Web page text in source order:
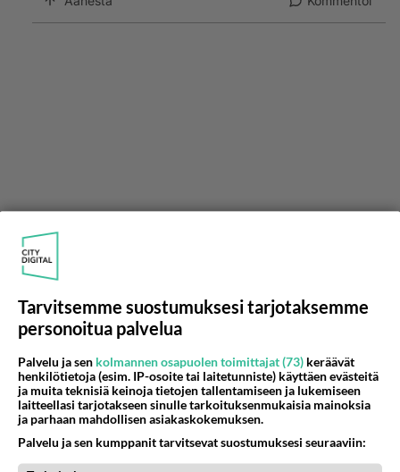
2021-12-29 19:37:43
Anonyymikirjoitti:
Tietoliikenteeseen on valokuitu, ei tarvitse miettiä
mitään voltteja ja 10M nopeus riittää hyvin, 100M tai
Tarvitsemme suostumuksesi tarjotaksemme
personoitua palvelua
Palvelu ja sen kolmannen osapuolen toimittajat (73) keräävät
henkilötietoja (esim. IP-osoite tai laitetunniste) käyttäen evästeitä
ja muita teknisiä keinoja tietojen tallentamiseen ja lukemiseen
laitteellasi tarjotakseen sinulle tarkoituksenmukaisia mainoksia
ja parhaan mahdollisen asiakaskokemuksen.
Palvelu ja sen kumppanit tarvitsevat suostumuksesi seuraaviin: